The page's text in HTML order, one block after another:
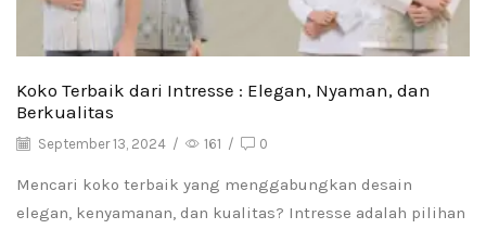
Koko Terbaik dari Intresse : Elegan, Nyaman, dan
Berkualitas
September 13, 2024 / 161 / 0
Mencari koko terbaik yang menggabungkan desain
elegan, kenyamanan, dan kualitas? Intresse adalah pilihan